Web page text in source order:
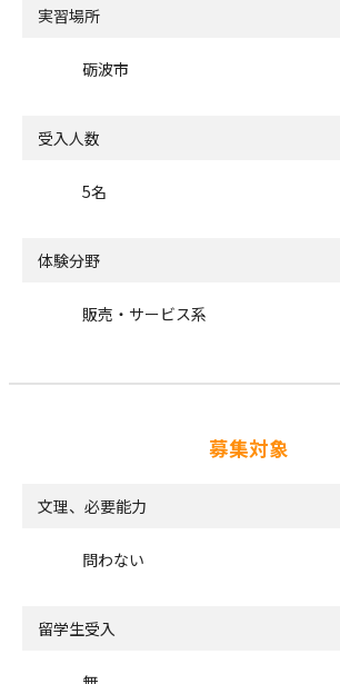
実習場所
砺波市
受入人数
5名
体験分野
販売・サービス系
募集対象
文理、必要能力
問わない
留学生受入